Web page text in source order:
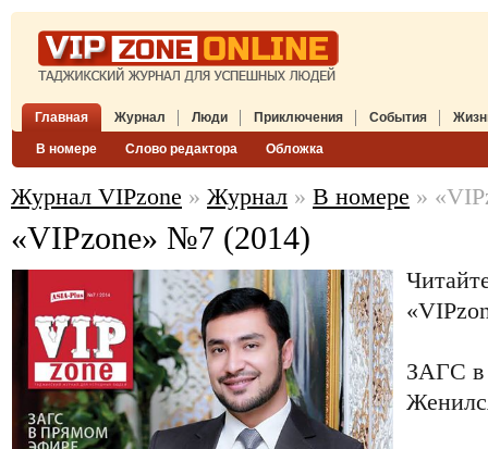
Главная Журнал
В номере Слово редактора Обложка
Люди Приключения События
Журнал VIPzone » Журнал » В номере »
«VIPzone» №7 (2014)
ЗАГС в